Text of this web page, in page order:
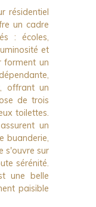
résidentiel
un cadre
: écoles,
et
forment un
offrant un
de trois
toilettes.
un
buanderie,
s'ouvre sur
sérénité.
une belle
paisible